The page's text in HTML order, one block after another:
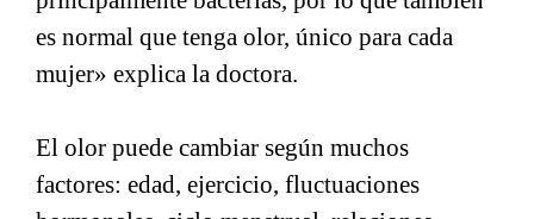
es normal que tenga olor, único para cada
mujer» explica la doctora.
El olor puede cambiar según muchos
factores: edad, ejercicio, fluctuaciones